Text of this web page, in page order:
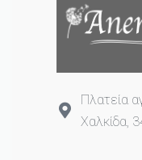
Πλατεία
Χαλκίδα,